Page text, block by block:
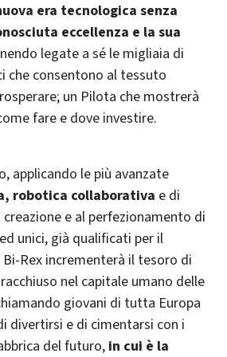
era tecnologica senza
eccellenza e la sua
legate a sé le migliaia di
che consentono al tessuto
un Pilota che mostrerà
fare e dove investire.
applicando le più avanzate
robotica collaborativa e di
creazione e al perfezionamento di
unici, già qualificati per il
Rex incrementerà il tesoro di
nel capitale umano delle
giovani di tutta Europa
divertirsi e di cimentarsi con i
del futuro, in cui è la